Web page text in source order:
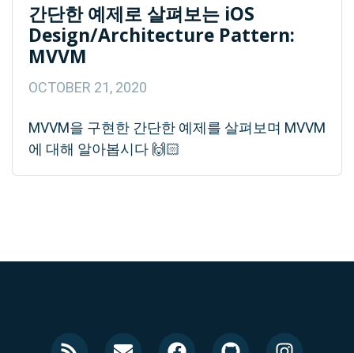
간단한 예제로 살펴보는 iOS
Design/Architecture Pattern:
MVVM
OCTOBER 21, 2020
MVVM을 구현한 간단한 예제를 살펴보며 MVVM
에 대해 알아봅시다 🙌🏻